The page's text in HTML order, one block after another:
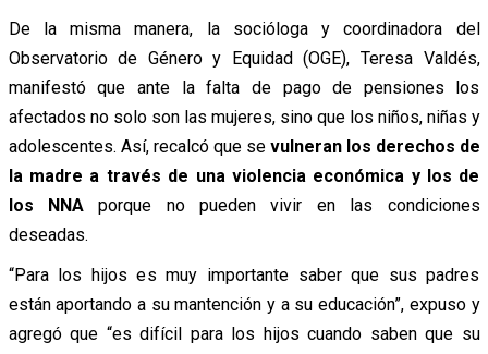
De la misma manera, la socióloga y coordinadora del
Observatorio de Género y Equidad (OGE), Teresa Valdés,
manifestó que ante la falta de pago de pensiones los
afectados no solo son las mujeres, sino que los niños, niñas y
adolescentes. Así, recalcó que sevulneran los derechos de
la madre a través de una violencia económica y los de
los NNAporque no pueden vivir en las condiciones
deseadas.
“Para los hijos es muy importante saber que sus padres
están aportando a su mantención y a su educación”, expuso y
agregó que “es difícil para los hijos cuando saben que su